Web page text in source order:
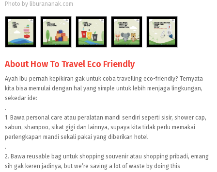
Photo by liburananak.com
About How To Travel Eco Friendly
Ayah Ibu pernah kepikiran gak untuk coba travelling eco-friendly? Ternyata
kita bisa memulai dengan hal yang simple untuk lebih menjaga lingkungan,
sekedar ide:
.
1. Bawa personal care atau peralatan mandi sendiri seperti sisir, shower cap,
sabun, shampoo, sikat gigi dan lainnya, supaya kita tidak perlu memakai
perlengkapan mandi sekali pakai yang diberikan hotel
.
2. Bawa reusable bag untuk shopping souvenir atau shopping pribadi, emang
sih gak keren jadinya, but we’re saving a lot of waste by doing this